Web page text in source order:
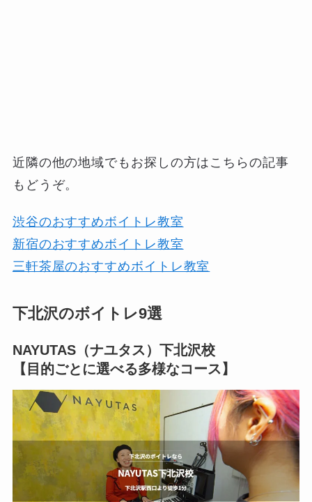
近隣の他の地域でもお探しの方はこちらの記事
もどうぞ。
渋谷のおすすめボイトレ教室
新宿のおすすめボイトレ教室
三軒茶屋のおすすめボイトレ教室
下北沢のボイトレ9選
NAYUTAS（ナユタス）下北沢校
【目的ごとに選べる多様なコース】